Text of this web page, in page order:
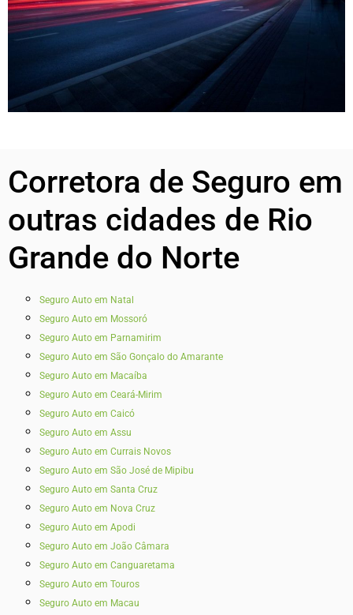
Corretora de Seguro em
outras cidades de Rio
Grande do Norte
Seguro Auto em Natal
Seguro Auto em Mossoró
Seguro Auto em Parnamirim
Seguro Auto em São Gonçalo do Amarante
Seguro Auto em Macaíba
Seguro Auto em Ceará-Mirim
Seguro Auto em Caicó
Seguro Auto em Assu
Seguro Auto em Currais Novos
Seguro Auto em São José de Mipibu
Seguro Auto em Santa Cruz
Seguro Auto em Nova Cruz
Seguro Auto em Apodi
Seguro Auto em João Câmara
Seguro Auto em Canguaretama
Seguro Auto em Touros
Seguro Auto em Macau